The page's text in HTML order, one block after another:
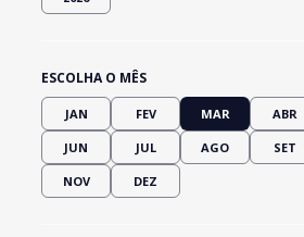
ESCOLHA O MÊS
JAN FEV MAR ABR
JUN JUL AGO SET
NOV DEZ